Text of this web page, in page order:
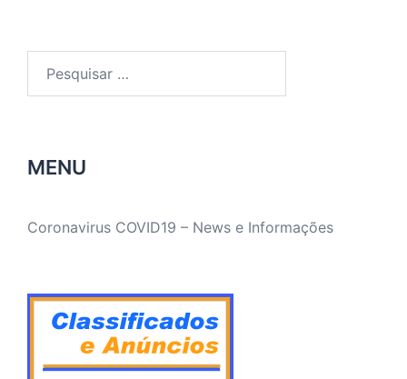
por:
MENU
Coronavirus COVID19 – News e Informações